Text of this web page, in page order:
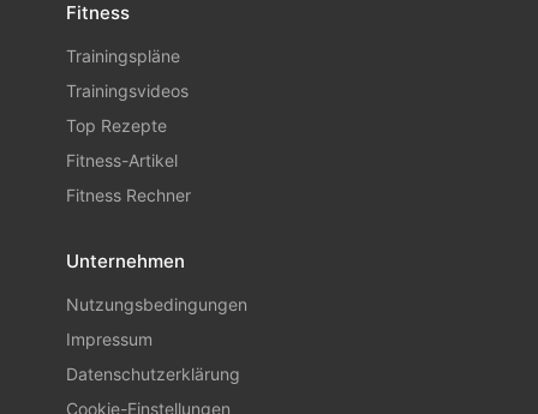
Fitness
Trainingspläne
Trainingsvideos
Top Rezepte
Fitness-Artikel
Fitness Rechner
Unternehmen
Nutzungsbedingungen
Impressum
Datenschutzerklärung
Cookie-Einstellungen